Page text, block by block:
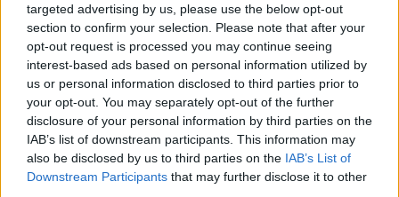
targeted advertising by us, please use the below opt-out
section to confirm your selection. Please note that after your
opt-out request is processed you may continue seeing
interest-based ads based on personal information utilized by
us or personal information disclosed to third parties prior to
your opt-out. You may separately opt-out of the further
disclosure of your personal information by third parties on the
IAB’s list of downstream participants. This information may
also be disclosed by us to third parties on the IAB’s List of
Downstream Participants that may further disclose it to other
MEGMENEKÜLT AZ ÁRUHÁZAS PÉKÁRU, DE
LEJÁRAT ELŐTTI AKCIÓS TERMÉKBŐL JÓVAL
KEVESEBB LESZ
2021. december. 14. 14:50
Az állam megpróbálkozik az élelmiszerek karitatív elosztásával,
de azt egyelőre nem tudni, hogyan fog működni ezeknek a
leadása.
A KORMÁNY GYAKORLATILAG BETILTANÁ A
KENYERET, ZSEMLÉT ÉS MINDEN PÉKÁRUT AZ
ALDIBAN, LIDLBEN VAGY A TESCOBAN